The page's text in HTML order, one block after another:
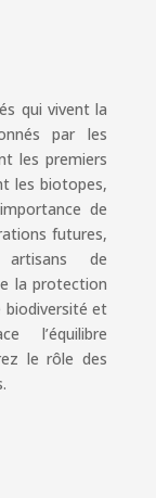
qui vivent la
par les
les premiers
les biotopes,
de
futures,
de
la protection
biodiversité et
l’équilibre
le rôle des